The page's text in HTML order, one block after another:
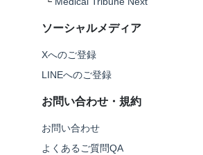
ソーシャルメディア
Xへのご登録
LINEへのご登録
お問い合わせ・規約
お問い合わせ
よくあるご質問QA